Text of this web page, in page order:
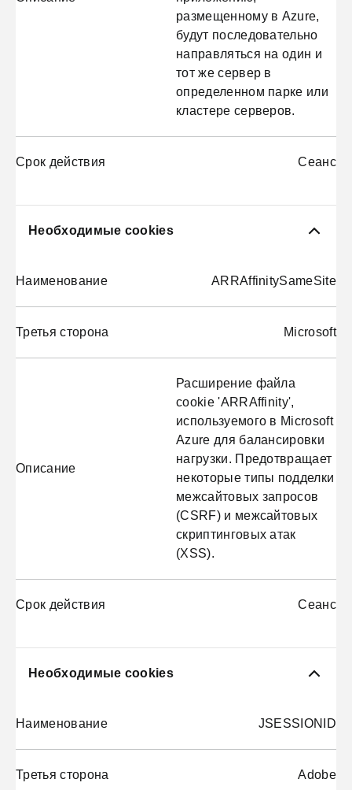
размещенному в Azure,
будут последовательно
направляться на один и
тот же сервер в
определенном парке или
кластере серверов.
Срок действия Сеанс
Необходимые cookies
Наименование ARRAffinitySameSite
Третья сторона Microsoft
Описание
Расширение файла
cookie 'ARRAffinity',
используемого в Microsoft
Azure для балансировки
нагрузки. Предотвращает
некоторые типы подделки
межсайтовых запросов
(CSRF) и межсайтовых
скриптинговых атак
(XSS).
Срок действия Сеанс
Необходимые cookies
Наименование JSESSIONID
Третья сторона Adobe